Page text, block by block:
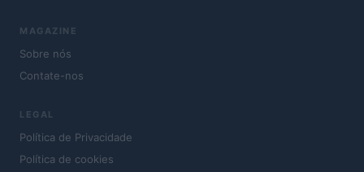
MAGAZINE
Sobre nós
Contate-nos
LEGAL
Política de Privacidade
Política de cookies